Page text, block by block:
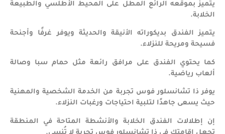
يتميز بموقعه الرائع المطل على المحيط الأطلسي والطبيعة
الخلابة.
يتميز الفندق بديكوراته الأنيقة والحديثة ويوفر غرفًا وأجنحة
فسيحة ومريحة للنزلاء.
كما يحتوي الفندق على مرافق رائعة مثل حمام سبا وصالة
ألعاب رياضية.
يوفر ذا تشانسلور فوس تجربة من الخدمة الشخصية والمهنية
حيث يسعى جاهدًا لتلبية احتياجات ورغبات النزلاء.
إن إطلالات الفندق الخلابة والأنشطة المتاحة في المنطقة